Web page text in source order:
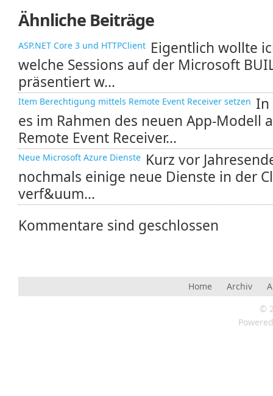
Ähnliche Beiträge
ASP.NET Core 3 und HTTPClient Eigentlich wollte
welche Sessions auf der Microsoft
präsentiert w...
Item Berechtigung mittels Remote Event Receiver setzen In
es im Rahmen des neuen App-Modell
Remote Event Receiver...
Neue Microsoft Azure Dienste Kurz vor
nochmals einige neue Dienste in der
verf&uum...
Kommentare sind geschlossen
Home Archiv
©